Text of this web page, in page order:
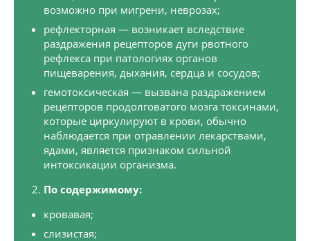
возможно при мигрени, неврозах;
рефлекторная — возникает вследствие
раздражения рецепторов дуги рвотного
рефлекса при патологиях органов
пищеварения, дыхания, сердца и сосудов;
гемотоксическая — вызвана раздражением
рецепторов продолговатого мозга токсинами,
которые циркулируют в крови, обычно
наблюдается при отравлении лекарствами,
ядами, является признаком сильной
интоксикации организма.
По содержимому:
кровавая;
слизистая;